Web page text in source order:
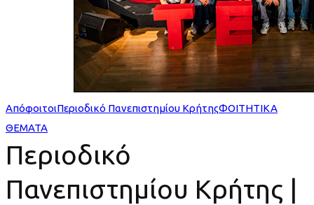
ΑπόφοιτοιΠεριοδικό Πανεπιστημίου ΚρήτηςΦΟΙΤΗΤΙΚΑ
ΘΕΜΑΤΑ
Περιοδικό
Πανεπιστημίου Κρήτης |